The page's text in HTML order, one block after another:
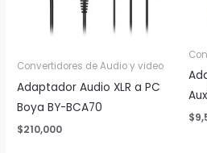
Convertidores de Audio y video
Adaptador Audio XLR a PC
Boya BY-BCA70
$210,000
$